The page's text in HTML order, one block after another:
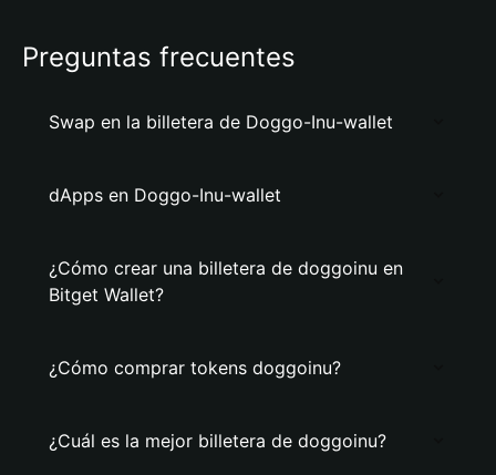
Preguntas frecuentes
Swap en la billetera de Doggo-Inu-wallet
dApps en Doggo-Inu-wallet
¿Cómo crear una billetera de doggoinu en
Bitget Wallet?
¿Cómo comprar tokens doggoinu?
¿Cuál es la mejor billetera de doggoinu?